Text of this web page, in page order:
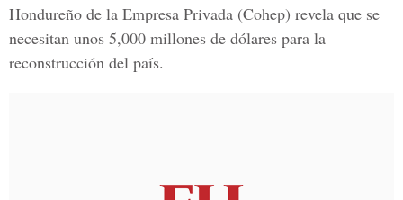
Hondureño de la Empresa Privada (Cohep) revela que se
necesitan unos 5,000 millones de dólares para la
reconstrucción del país.